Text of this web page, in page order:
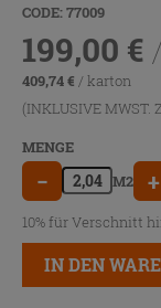
CODE: 77009
199,00 €
409,74€ / karton
(INKLUSIVE MWST.
MENGE
− M2 +
10% für Verschnitt
IN DEN